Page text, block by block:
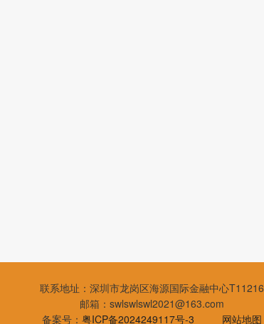
联系地址：深圳市龙岗区海源国际金融中心T11216
邮箱：swlswlswl2021@163.com
备案号： 粤ICP备2024249117号-3 网站地图